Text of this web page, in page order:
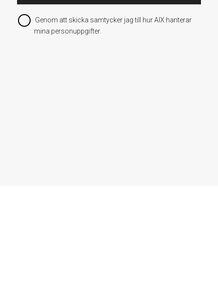
Genom att skicka samtycker jag till hur AIX hanterar
mina personuppgifter.